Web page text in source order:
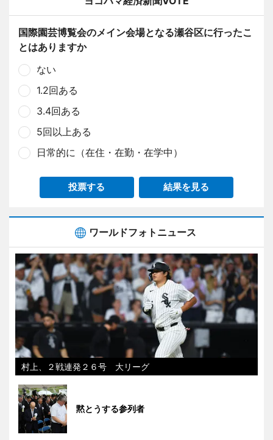
国際園芸博覧会のメイン会場となる瀬谷区に行ったこ
とはありますか
ない
1.2回ある
3.4回ある
5回以上ある
日常的に（在住・在勤・在学中）
投票する 結果を見る
ワールドフォトニュース
村上、２戦連発２６号 大リーグ
黙とうする参列者